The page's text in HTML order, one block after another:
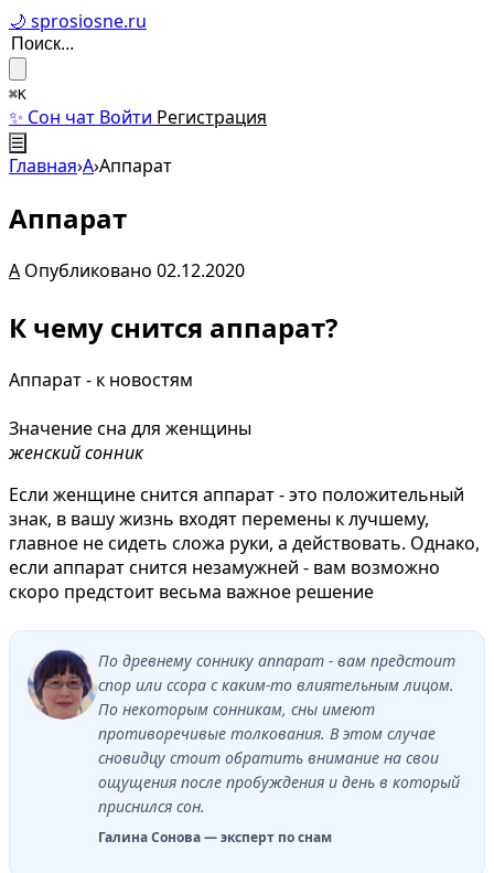
🌙 sprosiosne.ru
⌘K
✨ Сон чат Войти Регистрация
☰
Главная›А›Аппарат
Аппарат
А Опубликовано 02.12.2020
К чему снится аппарат?
Аппарат - к новостям
Значение сна для женщины
женский сонник
Если женщине снится аппарат - это положительный
знак, в вашу жизнь входят перемены к лучшему,
главное не сидеть сложа руки, а действовать. Однако,
если аппарат снится незамужней - вам возможно
скоро предстоит весьма важное решение
По древнему соннику аппарат - вам предстоит
спор или ссора с каким-то влиятельным лицом.
По некоторым сонникам, сны имеют
противоречивые толкования. В этом случае
сновидцу стоит обратить внимание на свои
ощущения после пробуждения и день в который
приснился сон.
Галина Сонова — эксперт по снам